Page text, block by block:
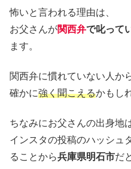
怖いと言われる理由は、
お父さんが関西弁で叱って
ます。
関西弁に慣れていない人か
確かに強く聞こえるかもし
ちなみにお父さんの出身地は
インスタの投稿のハッシュ
ることから兵庫県明石市だ